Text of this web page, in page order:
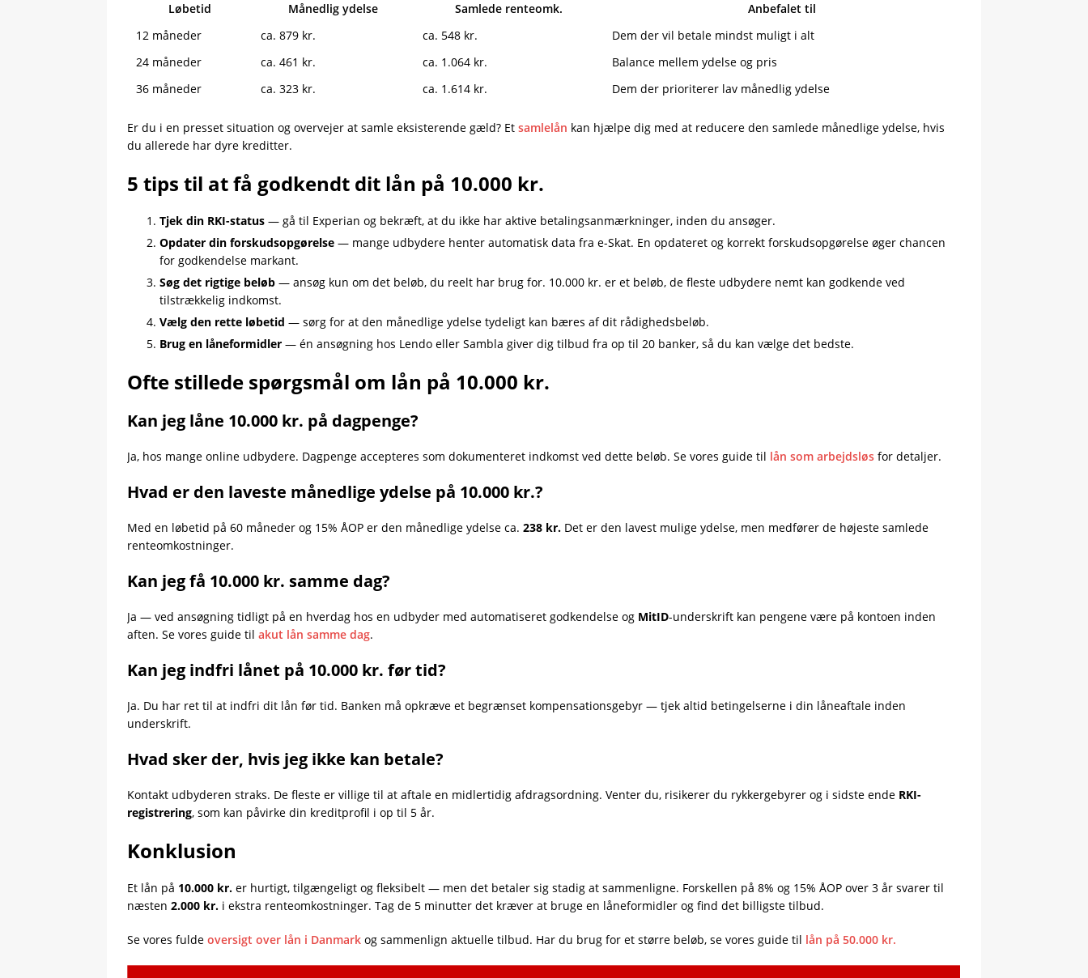
Løbetid Månedlig ydelse Samlede renteomk.
Anbefalet til
12 måneder
ca. 879 kr. ca. 548 kr.
Dem der vil betale mindst muligt i alt
24 måneder
ca. 461 kr. ca. 1.064 kr.
Balance mellem ydelse og pris
36 måneder
ca. 323 kr. ca. 1.614 kr. Dem der prioriterer lav månedlig ydelse
Er du i en presset situation og overvejer at samle eksisterende gæld? Et samlelån kan hjælpe dig med at reducere den samlede månedlige ydelse, hvis
du allerede har dyre kreditter.
5 tips til at få godkendt dit lån på 10.000 kr.
Tjek din RKI-status — gå til Experian og bekræft, at du ikke har aktive betalingsanmærkninger, inden du ansøger.
Opdater din forskudsopgørelse — mange udbydere henter automatisk data fra e-Skat. En opdateret og korrekt forskudsopgørelse øger chancen
for godkendelse markant.
Søg det rigtige beløb — ansøg kun om det beløb, du reelt har brug for. 10.000 kr. er et beløb, de fleste udbydere nemt kan godkende ved
tilstrækkelig indkomst.
Vælg den rette løbetid — sørg for at den månedlige ydelse tydeligt kan bæres af dit rådighedsbeløb.
Brug en låneformidler — én ansøgning hos Lendo eller Sambla giver dig tilbud fra op til 20 banker, så du kan vælge det bedste.
Ofte stillede spørgsmål om lån på 10.000 kr.
Kan jeg låne 10.000 kr. på dagpenge?
Ja, hos mange online udbydere. Dagpenge accepteres som dokumenteret indkomst ved dette beløb. Se vores guide til lån som arbejdsløs for detaljer.
Hvad er den laveste månedlige ydelse på 10.000 kr.?
Med en løbetid på 60 måneder og 15% ÅOP er den månedlige ydelse ca. 238 kr. Det er den lavest mulige ydelse, men medfører de højeste samlede
renteomkostninger.
Kan jeg få 10.000 kr. samme dag?
Ja — ved ansøgning tidligt på en hverdag hos en udbyder med automatiseret godkendelse og MitID-underskrift kan pengene være på kontoen inden
aften. Se vores guide til akut lån samme dag.
Kan jeg indfri lånet på 10.000 kr. før tid?
Ja. Du har ret til at indfri dit lån før tid. Banken må opkræve et begrænset kompensationsgebyr — tjek altid betingelserne i din låneaftale inden
underskrift.
Hvad sker der, hvis jeg ikke kan betale?
Kontakt udbyderen straks. De fleste er villige til at aftale en midlertidig afdragsordning. Venter du, risikerer du rykkergebyrer og i sidste ende RKI-
registrering, som kan påvirke din kreditprofil i op til 5 år.
Konklusion
Et lån på 10.000 kr. er hurtigt, tilgængeligt og fleksibelt — men det betaler sig stadig at sammenligne. Forskellen på 8% og 15% ÅOP over 3 år svarer til
næsten 2.000 kr. i ekstra renteomkostninger. Tag de 5 minutter det kræver at bruge en låneformidler og find det billigste tilbud.
Se vores fulde oversigt over lån i Danmark og sammenlign aktuelle tilbud. Har du brug for et større beløb, se vores guide til lån på 50.000 kr.